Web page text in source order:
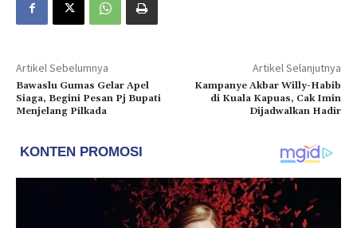
Artikel Sebelumnya
Bawaslu Gumas Gelar Apel
Siaga, Begini Pesan Pj Bupati
Menjelang Pilkada
Artikel Selanjutnya
Kampanye Akbar Willy-Habib
di Kuala Kapuas, Cak Imin
Dijadwalkan Hadir